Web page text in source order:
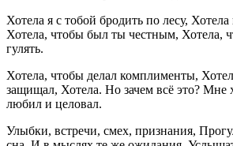
Хотела я с тобой бродить по лесу, Хотела
Хотела, чтобы был ты честным, Хотела,
гулять.
Хотела, чтобы делал комплименты,
защищал, Хотела. Но зачем всё это? Мне
любил и целовал.
Улыбки, встречи, смех, признания,